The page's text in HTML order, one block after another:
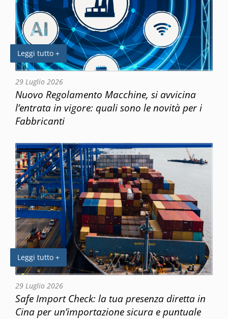
Leggi tutto +
29 Luglio 2026
Nuovo Regolamento Macchine, si avvicina
l’entrata in vigore: quali sono le novità per i
Fabbricanti
Leggi tutto +
29 Luglio 2026
Safe Import Check: la tua presenza diretta in
Cina per un’importazione sicura e puntuale